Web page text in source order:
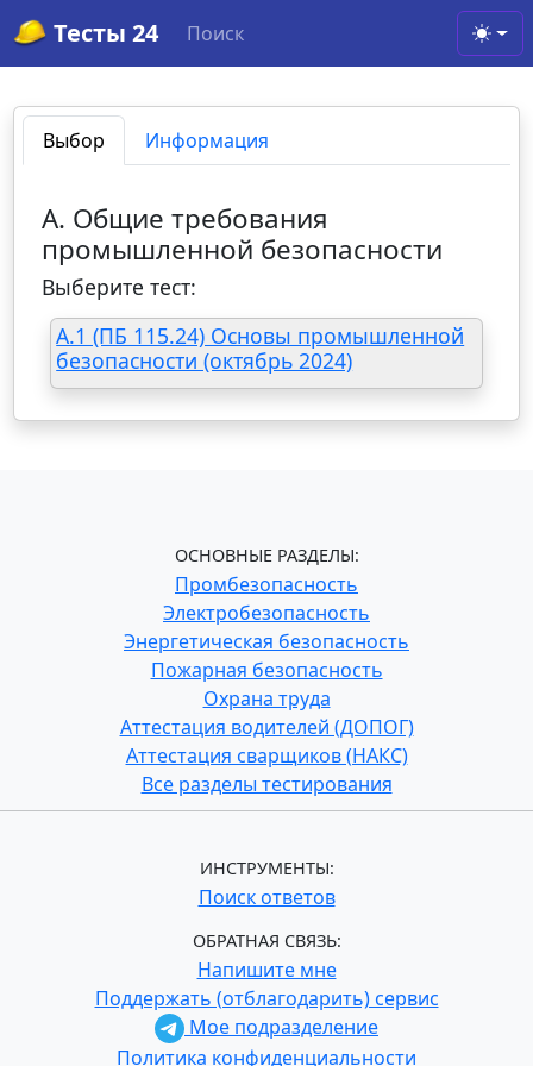
Тесты 24 Поиск
Выбор Информация
А. Общие требования
промышленной безопасности
Выберите тест:
А.1 (ПБ 115.24) Основы промышленной
безопасности (октябрь 2024)
ОСНОВНЫЕ РАЗДЕЛЫ:
Промбезопасность
Электробезопасность
Энергетическая безопасность
Пожарная безопасность
Охрана труда
Аттестация водителей (ДОПОГ)
Аттестация сварщиков (НАКС)
Все разделы тестирования
ИНСТРУМЕНТЫ:
Поиск ответов
ОБРАТНАЯ СВЯЗЬ:
Напишите мне
Поддержать (отблагодарить) сервис
Мое подразделение
Политика конфиденциальности